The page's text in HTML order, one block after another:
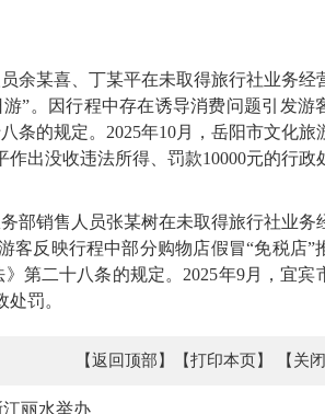
某喜、丁某平在未取得旅行社业务经
”。因行程中存在诱导消费问题引发游
条的规定。2025年10月，岳阳市文化旅
出没收违法所得、罚款10000元的行政
销售人员张某树在未取得旅行社业务
客反映行程中部分购物店假冒“免税店”
第二十八条的规定。2025年9月，宜宾
罚。
【返回顶部】 【打印本页】 【关
丽水举办